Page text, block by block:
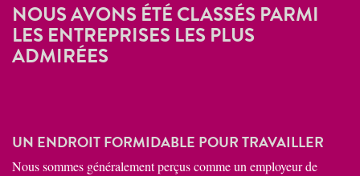
NOUS AVONS ÉTÉ CLASSÉS PARMI
LES ENTREPRISES LES PLUS
ADMIRÉES
UN ENDROIT FORMIDABLE POUR TRAVAILLER
Nous sommes généralement perçus comme un employeur de